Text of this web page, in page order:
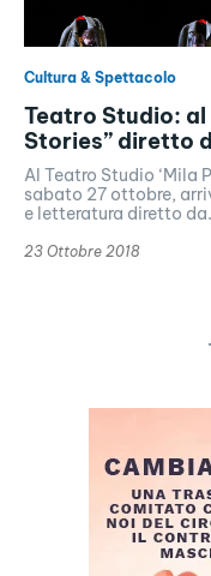
Cultura & Spettacolo
Teatro Studio: al
Stories” diretto
Al Teatro Studio ‘Mila
sabato 27 ottobre,
e letteratura diretto
23 Ottobre 2018